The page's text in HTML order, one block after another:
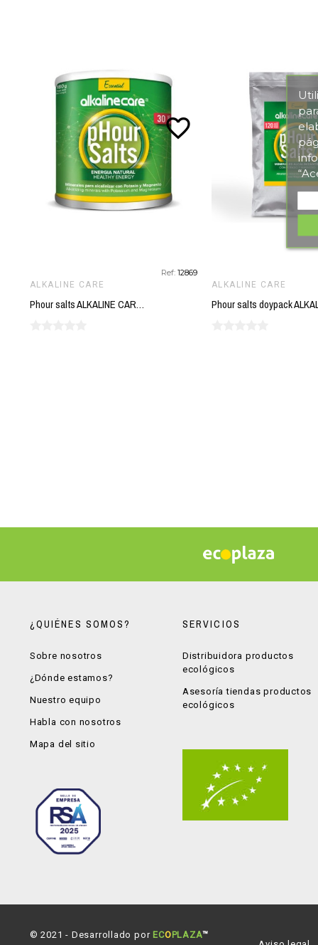
Ref: 12869
ALKALINE CARE
Phour salts ALKALINE CARE 180 gr
favorite_border
ALKALINE CARE
¿QUIÉNES SOMOS?
Sobre nosotros
¿Dónde estamos?
Nuestro equipo
Habla con nosotros
Mapa del sitio
SERVICIOS
Distribuidora productos
ecológicos
Asesoría tiendas productos
ecológicos
© 2021 - Desarrollado por ECOPLAZA™